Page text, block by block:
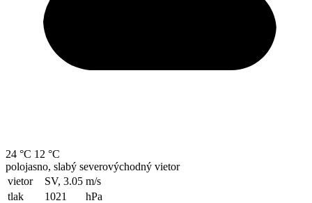
24 °C 12 °C
polojasno, slabý severovýchodný vietor
vietor
SV, 3.05 m/s
tlak
1021
hPa